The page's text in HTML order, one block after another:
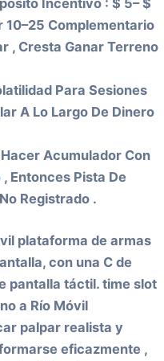
Incentivo : $ 5– $
10–25 Complementario
, Cresta Ganar Terreno
Para Sesiones
A Lo Largo De Dinero
Acumulador Con
Entonces Pista De
Registrado .
plataforma de armas
con una C de
pantalla táctil. time slot
a Río Móvil
palpar realista y
eficazmente ,